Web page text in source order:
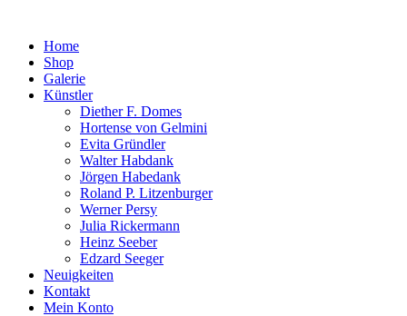
Home
Shop
Galerie
Künstler
Diether F. Domes
Hortense von Gelmini
Evita Gründler
Walter Habdank
Jörgen Habedank
Roland P. Litzenburger
Werner Persy
Julia Rickermann
Heinz Seeber
Edzard Seeger
Neuigkeiten
Kontakt
Mein Konto